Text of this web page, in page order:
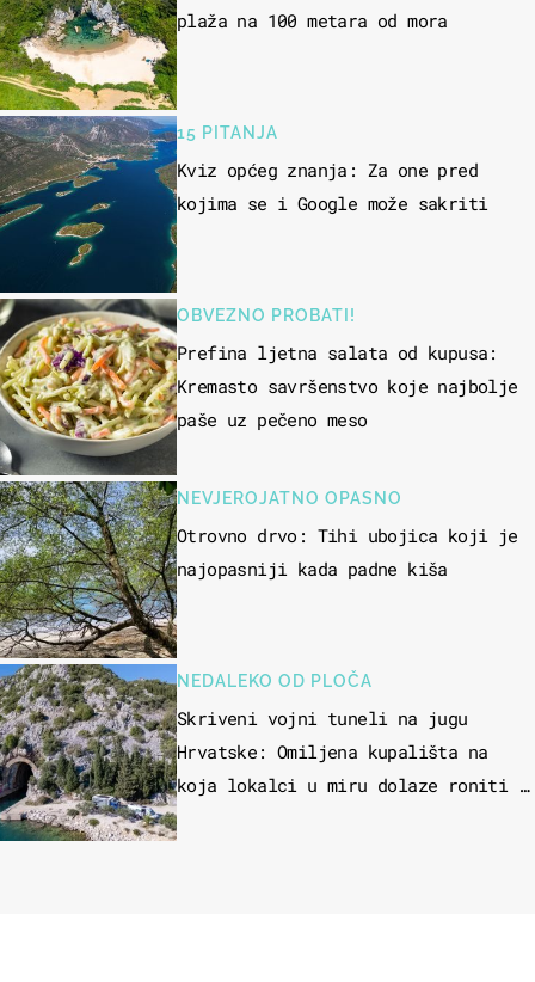
plaža na 100 metara od mora
15 PITANJA
Kviz općeg znanja: Za one pred
kojima se i Google može sakriti
OBVEZNO PROBATI!
Prefina ljetna salata od kupusa:
Kremasto savršenstvo koje najbolje
paše uz pečeno meso
NEVJEROJATNO OPASNO
Otrovno drvo: Tihi ubojica koji je
najopasniji kada padne kiša
NEDALEKO OD PLOČA
Skriveni vojni tuneli na jugu
Hrvatske: Omiljena kupališta na
koja lokalci u miru dolaze roniti i